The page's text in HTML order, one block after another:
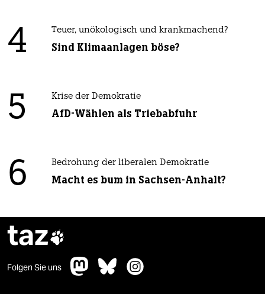
4 Teuer, unökologisch und krankmachend?
Sind Klimaanlagen böse?
5 Krise der Demokratie
AfD-Wählen als Triebabfuhr
6 Bedrohung der liberalen Demokratie
Macht es bum in Sachsen-Anhalt?
taz
Folgen Sie uns